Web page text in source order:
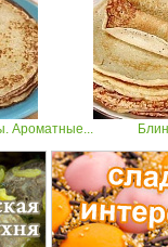
Ароматные...